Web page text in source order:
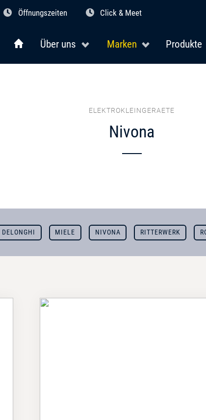
Öffnungszeiten Click & Meet
Über uns Marken Produkte
ELEKTROKLEINGERAETE
Nivona
DELONGHI MIELE NIVONA RITTERWERK